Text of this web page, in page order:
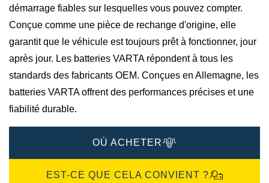
démarrage fiables sur lesquelles vous pouvez compter.
Conçue comme une pièce de rechange d'origine, elle
garantit que le véhicule est toujours prêt à fonctionner, jour
après jour. Les batteries VARTA répondent à tous les
standards des fabricants OEM. Conçues en Allemagne, les
batteries VARTA offrent des performances précises et une
fiabilité durable.
OÙ ACHETER
EST-CE QUE CELA CONVIENT ?